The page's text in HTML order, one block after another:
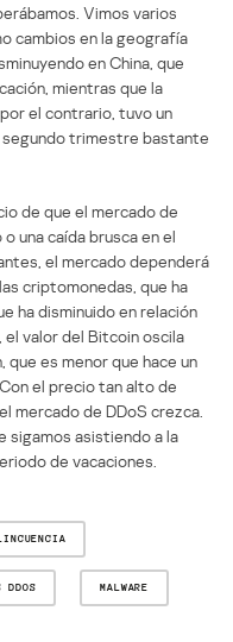
Vimos varios
cambios en la geografía
en China, que
mientras que la
el contrario, tuvo un
trimestre bastante
de que el mercado de
una caída brusca en el
el mercado dependerá
criptomonedas, que ha
ha disminuido en relación
el valor del Bitcoin oscila
es menor que hace un
el precio tan alto de
mercado de DDoS crezca.
sigamos asistiendo a la
de vacaciones.
DDOS MALWARE